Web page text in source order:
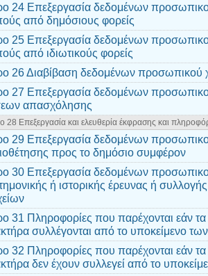
24 Επεξεργασία δεδομένων
από δημόσιους φορείς
25 Επεξεργασία δεδομένων
από ιδιωτικούς φορείς
26 Διαβίβαση δεδομένων προσωπικού
27 Επεξεργασία δεδομένων
απασχόλησης
28 Επεξεργασία και ελευθερία έκφρασης και
29 Επεξεργασία δεδομένων
προς το δημόσιο συμφέρον
30 Επεξεργασία δεδομένων
ή ιστορικής έρευνας ή
31 Πληροφορίες που παρέχονται εάν
συλλέγονται από το υποκείμενο
32 Πληροφορίες που παρέχονται εάν
δεν έχουν συλλεγεί από το